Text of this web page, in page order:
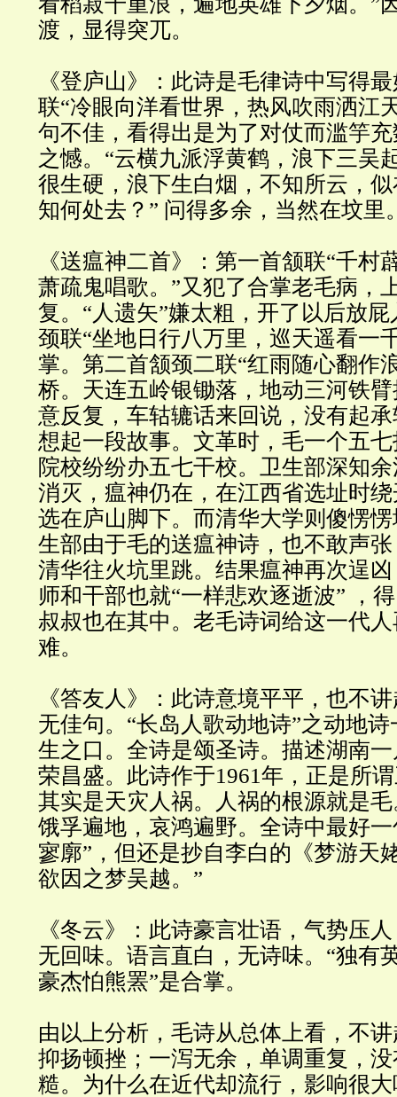
渡，显得突兀。
《登庐山》：此诗是毛律诗中写得
联“冷眼向洋看世界，热风吹雨洒江
句不佳，看得出是为了对仗而滥竽
之憾。“云横九派浮黄鹤，浪下三吴
很生硬，浪下生白烟，不知所云，
知何处去？” 问得多余，当然在坟里
《送瘟神二首》：第一首颔联“千村
萧疏鬼唱歌。”又犯了合掌老毛病，
复。“人遗矢”嫌太粗，开了以后放
颈联“坐地日行八万里，巡天遥看一
掌。第二首颔颈二联“红雨随心翻作
桥。天连五岭银锄落，地动三河铁
意反复，车轱辘话来回说，没有起
想起一段故事。文革时，毛一个五
院校纷纷办五七干校。卫生部深知
消灭，瘟神仍在，在江西省选址时
选在庐山脚下。而清华大学则傻愣
生部由于毛的送瘟神诗，也不敢声
清华往火坑里跳。结果瘟神再次逞
师和干部也就“一样悲欢逐逝波” ，
叔叔也在其中。老毛诗词给这一代
难。
《答友人》：此诗意境平平，也不
无佳句。“长岛人歌动地诗”之动地
生之口。全诗是颂圣诗。描述湖南
荣昌盛。此诗作于1961年，正是所
其实是天灾人祸。人祸的根源就是
饿孚遍地，哀鸿遍野。全诗中最好
寥廓”，但还是抄自李白的《梦游天
欲因之梦吴越。”
《冬云》：此诗豪言壮语，气势压
无回味。语言直白，无诗味。“独有
豪杰怕熊罴”是合掌。
由以上分析，毛诗从总体上看，不
抑扬顿挫；一泻无余，单调重复，
糙。为什么在近代却流行，影响很